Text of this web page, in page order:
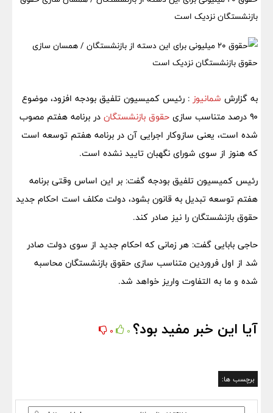
بازنشستگان نزدیک است
به گزارش شمانیوز : رئیس کمیسیون تلفیق بودجه افزود، موضوع
۹۰ درصد متناسب سازی
حقوق بازنشستگان در برنامه هفتم مصوب
شده است، یعنی سازوکار اجرایی آن در برنامه هفتم توسعه است
که هنوز از سوی شورای نگهبان تایید نشده است.
رئیس کمیسیون تلفیق بودجه گفت: بر این اساس وقتی برنامه
هفتم توسعه تبدیل به قانون بشود، دولت مکلف است احکام جدید
حقوق بازنشستگان را نیز صادر کند.
حاجی بابایی گفت: هر زمانی که احکام جدید از سوی دولت صادر
شد از اول فروردین متناسب سازی حقوق بازنشستگان محاسبه
شده و ما به التفاوت واریز خواهد شد.
آیا این خبر مفید بود؟ 0
0
برچسب ها: